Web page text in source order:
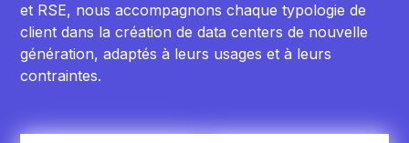
et RSE, nous accompagnons chaque typologie de
client dans la création de data centers de nouvelle
génération, adaptés à leurs usages et à leurs
contraintes.